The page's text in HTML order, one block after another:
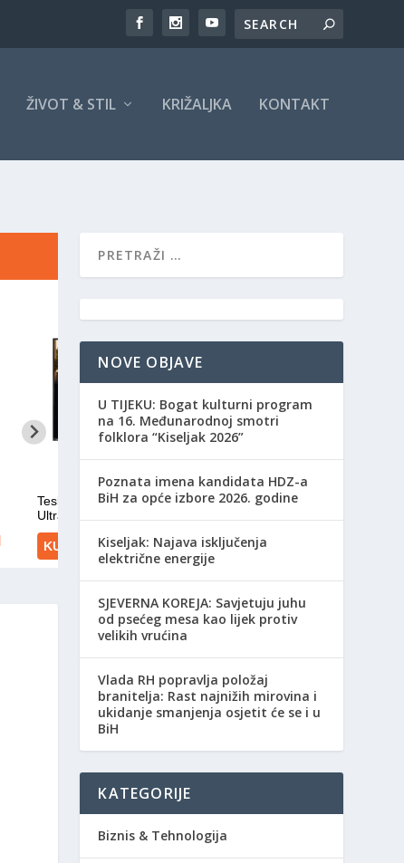
ŽIVOT & STIL KRIŽALJKA KONTAKT
NOVE OBJAVE
​U TIJEKU: Bogat kulturni program
na 16. Međunarodnoj smotri
folklora “Kiseljak 2026”
Poznata imena kandidata HDZ-a
BiH za opće izbore 2026. godine
Kiseljak: Najava isključenja
električne energije
SJEVERNA KOREJA: Savjetuju juhu
od psećeg mesa kao lijek protiv
velikih vrućina
Vlada RH popravlja položaj
branitelja: Rast najnižih mirovina i
ukidanje smanjenja osjetit će se i u
BiH
KATEGORIJE
Biznis & Tehnologija